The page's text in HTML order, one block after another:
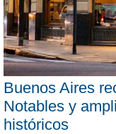
Buenos Aires
Notables y
históricos